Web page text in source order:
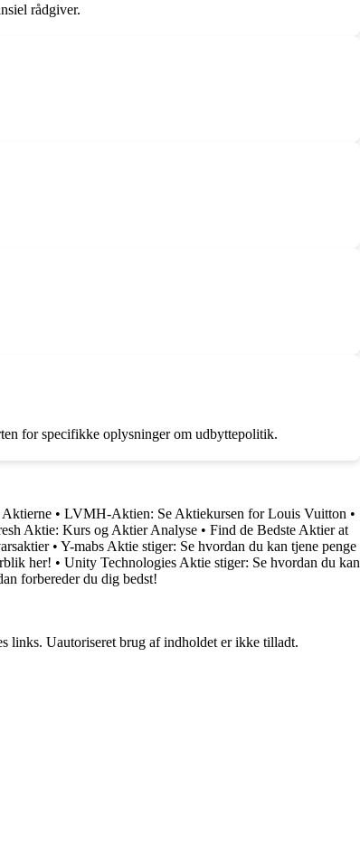
rådgiver.
for specifikke oplysninger om udbyttepolitik.
• LVMH-Aktien: Se Aktiekursen for Louis Vuitton •
Aktie: Kurs og Aktier Analyse • Find de Bedste Aktier at
• Y-mabs Aktie stiger: Se hvordan du kan tjene penge
her! • Unity Technologies Aktie stiger: Se hvordan du kan
forbereder du dig bedst!
links. Uautoriseret brug af indholdet er ikke tilladt.